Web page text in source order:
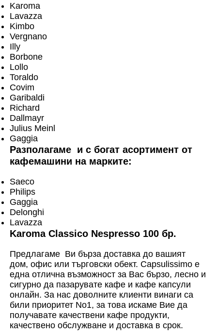
Karoma
Lavazza
Kimbo
Vergnano
Illy
Borbone
Lollo
Toraldo
Covim
Garibaldi
Richard
Dallmayr
Julius Meinl
Gaggia
Разполагаме и с богат асортимент от
кафемашини на марките:
Saeco
Philips
Gaggia
Delonghi
Lavazza
Karoma Classico Nespresso 100 бр.
Предлагаме Ви бърза доставка до вашият
дом, офис или търговски обект. Capsulissimo е
една отлична възможност за Вас бързо, лесно и
сигурно да пазарувате кафе и кафе капсули
онлайн. За нас доволните клиенти винаги са
били приоритет No1, за това искаме Вие да
получавате качествени кафе продукти,
качествено обслужване и доставка в срок.